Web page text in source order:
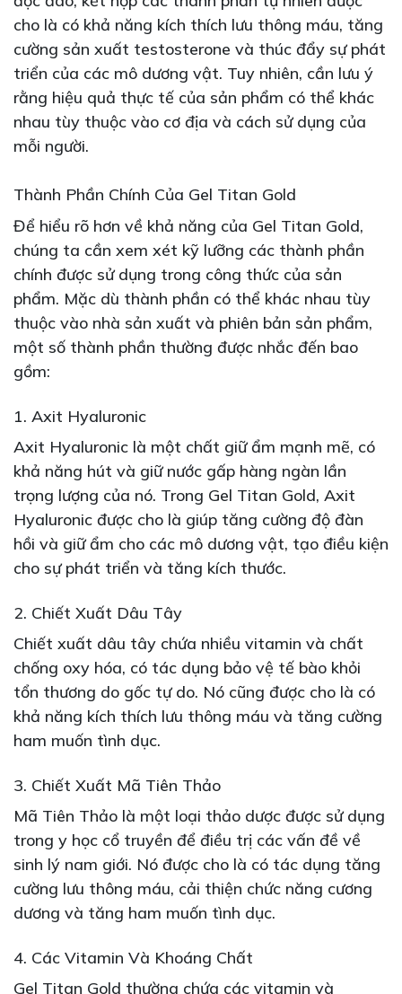
cho là có khả năng kích thích lưu thông máu, tăng
cường sản xuất testosterone và thúc đẩy sự phát
triển của các mô dương vật. Tuy nhiên, cần lưu ý
rằng hiệu quả thực tế của sản phẩm có thể khác
nhau tùy thuộc vào cơ địa và cách sử dụng của
mỗi người.
Thành Phần Chính Của Gel Titan Gold
Để hiểu rõ hơn về khả năng của Gel Titan Gold,
chúng ta cần xem xét kỹ lưỡng các thành phần
chính được sử dụng trong công thức của sản
phẩm. Mặc dù thành phần có thể khác nhau tùy
thuộc vào nhà sản xuất và phiên bản sản phẩm,
một số thành phần thường được nhắc đến bao
gồm:
1. Axit Hyaluronic
Axit Hyaluronic là một chất giữ ẩm mạnh mẽ, có
khả năng hút và giữ nước gấp hàng ngàn lần
trọng lượng của nó. Trong Gel Titan Gold, Axit
Hyaluronic được cho là giúp tăng cường độ đàn
hồi và giữ ẩm cho các mô dương vật, tạo điều kiện
cho sự phát triển và tăng kích thước.
2. Chiết Xuất Dâu Tây
Chiết xuất dâu tây chứa nhiều vitamin và chất
chống oxy hóa, có tác dụng bảo vệ tế bào khỏi
tổn thương do gốc tự do. Nó cũng được cho là có
khả năng kích thích lưu thông máu và tăng cường
ham muốn tình dục.
3. Chiết Xuất Mã Tiên Thảo
Mã Tiên Thảo là một loại thảo dược được sử dụng
trong y học cổ truyền để điều trị các vấn đề về
sinh lý nam giới. Nó được cho là có tác dụng tăng
cường lưu thông máu, cải thiện chức năng cương
dương và tăng ham muốn tình dục.
4. Các Vitamin Và Khoáng Chất
Gel Titan Gold thường chứa các vitamin và